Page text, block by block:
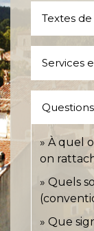
Textes
Services
À quel
on
Quels
Que